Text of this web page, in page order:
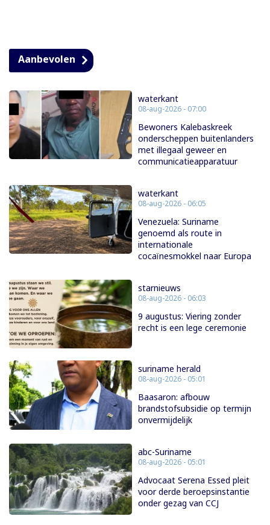
Aanbevolen
waterkant
08-aug-2026 - 07:00
Bewoners Kalebaskreek
onderscheppen buitenlanders
met illegaal geweer en
communicatieapparatuur
waterkant
08-aug-2026 - 06:05
Venezuela: Suriname
genoemd als route in
internationale
cocaïnesmokkel naar Europa
starnieuws
08-aug-2026 - 06:03
9 augustus: Viering zonder
recht is een lege ceremonie
suriname herald
08-aug-2026 - 05:01
Baasaron: afbouw
brandstofsubsidie op termijn
onvermijdelijk
abc-Suriname
08-aug-2026 - 05:01
Advocaat Serena Essed pleit
voor derde beroepsinstantie
onder gezag van CCJ